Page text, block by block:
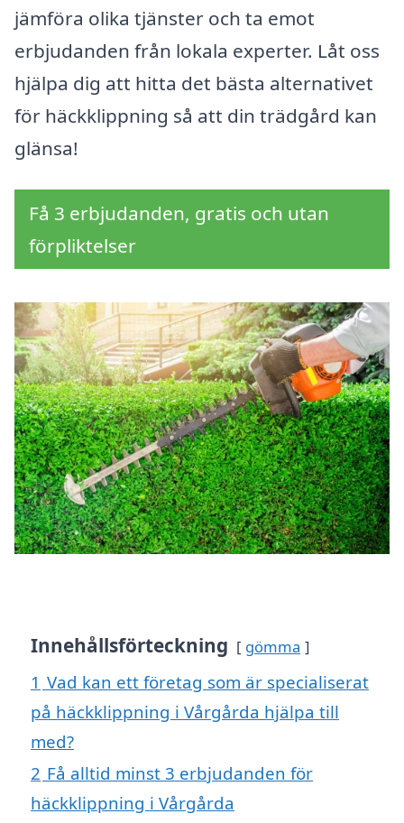
jämföra olika tjänster och ta emot
erbjudanden från lokala experter. Låt oss
hjälpa dig att hitta det bästa alternativet
för häckklippning så att din trädgård kan
glänsa!
Få 3 erbjudanden, gratis och utan
förpliktelser
Innehållsförteckning gömma
1 Vad kan ett företag som är specialiserat
på häckklippning i Vårgårda hjälpa till
med?
2 Få alltid minst 3 erbjudanden för
häckklippning i Vårgårda